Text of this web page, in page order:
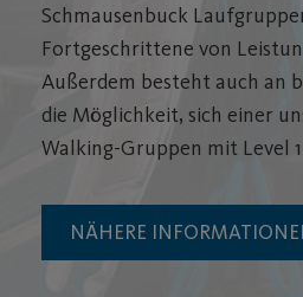
Schmausenbuck
Fortgeschrittene von
Außerdem besteht auch an
die Möglichkeit, sich einer
Walking-Gruppen mit Level
NÄHERE